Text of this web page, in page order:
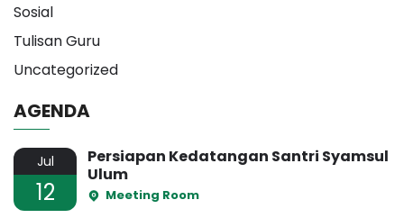
Sosial
Tulisan Guru
Uncategorized
AGENDA
Jul
12
Persiapan Kedatangan Santri Syamsul
Ulum
Meeting Room